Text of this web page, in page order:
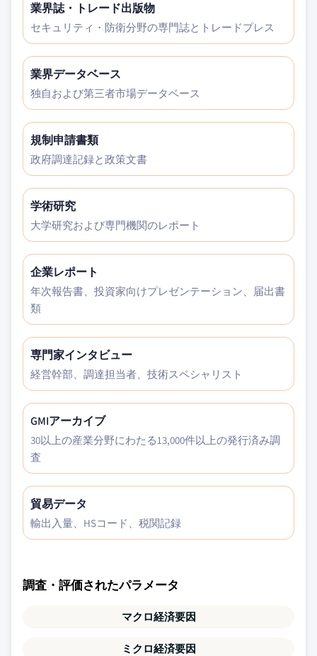
業界誌・トレード出版物
セキュリティ・防衛分野の専門誌とトレードプレス
業界データベース
独自および第三者市場データベース
規制申請書類
政府調達記録と政策文書
学術研究
大学研究および専門機関のレポート
企業レポート
年次報告書、投資家向けプレゼンテーション、届出書
類
専門家インタビュー
経営幹部、調達担当者、技術スペシャリスト
GMIアーカイブ
30以上の産業分野にわたる13,000件以上の発行済み調
査
貿易データ
輸出入量、HSコード、税関記録
調査・評価されたパラメータ
マクロ経済要因
ミクロ経済要因